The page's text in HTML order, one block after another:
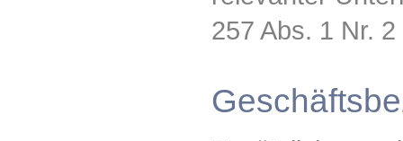
257 Abs. 1 Nr.